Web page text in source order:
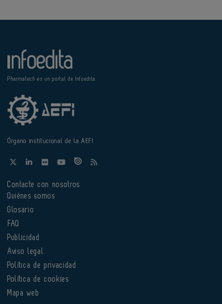
Pharmatech es un portal de Infoedita
Órgano institucional de la AEFI
Contacte con nosotros
Quiénes somos
Glosario
FAQ
Publicidad
Aviso legal
Política de privacidad
Política de cookies
Mapa web